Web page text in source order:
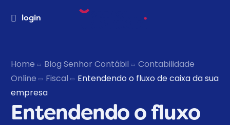
login
Home Blog Senhor Contábil
Contabilidade
Online
Fiscal
Entendendo o fluxo de caixa da sua
empresa
Entendendo o fluxo